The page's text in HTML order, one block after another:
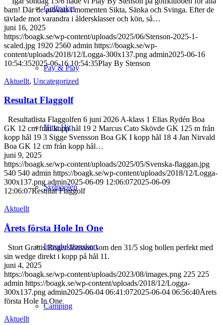
Golfpaket
Pay & Play
Hitta Hit
Sydpoolen
Introduktionskort
Camping
barn! Där de prövats i momenten Sikta, Sänka och Svinga. Efter de
tävlade mot varandra i åldersklasser och kön, så…
juni 16, 2025
https://boagk.se/wp-content/uploads/2025/06/Stenson-2025-1-
scaled.jpg 1920 2560 admin https://boagk.se/wp-
content/uploads/2018/12/Logga-300x137.png admin2025-06-16
10:54:352025-06-16 10:54:35Play By Stenson
Aktuellt, Uncategorized
Resultat Flaggolf
Resultatlista Flaggolfen 6 juni 2026 A-klass 1 Elias Rydén Boa
GK 12 cm från kopp hål 19 2 Marcus Cato Skövde GK 125 m från
kopp hål 19 3 Sigge Svensson Boa GK I kopp hål 18 4 Jan Nirvald
Boa GK 12 cm från kopp hål…
juni 9, 2025
https://boagk.se/wp-content/uploads/2025/05/Svenska-flaggan.jpg
540 540 admin https://boagk.se/wp-content/uploads/2018/12/Logga-
300x137.png admin2025-06-09 12:06:072025-06-09
12:06:07Resultat Flaggolf
Aktuellt
Årets första Hole In One
Stort Grattis Roger Jönsson som den 31/5 slog bollen perfekt med
sin wedge direkt i kopp på hål 11.
juni 4, 2025
https://boagk.se/wp-content/uploads/2023/08/images.png 225 225
admin https://boagk.se/wp-content/uploads/2018/12/Logga-
300x137.png admin2025-06-04 06:41:072025-06-04 06:56:40Årets
första Hole In One
Aktuellt